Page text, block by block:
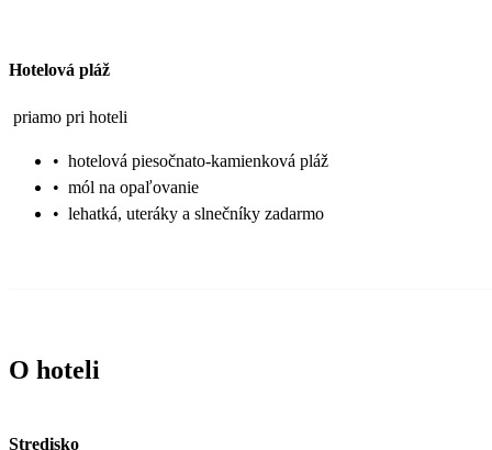
Hotelová pláž
priamo pri hoteli
• hotelová piesočnato-kamienková pláž
• mól na opaľovanie
• lehatká, uteráky a slnečníky zadarmo
O hoteli
Stredisko